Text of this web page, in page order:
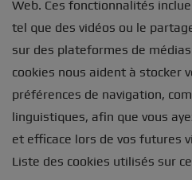
Web. Ces fonctionnalités
tel que des vidéos ou le
sur des plateformes de
cookies nous aident à stocker
préférences de navigation,
linguistiques, afin que vous
et efficace lors de vos futures
Liste des cookies utilisés sur